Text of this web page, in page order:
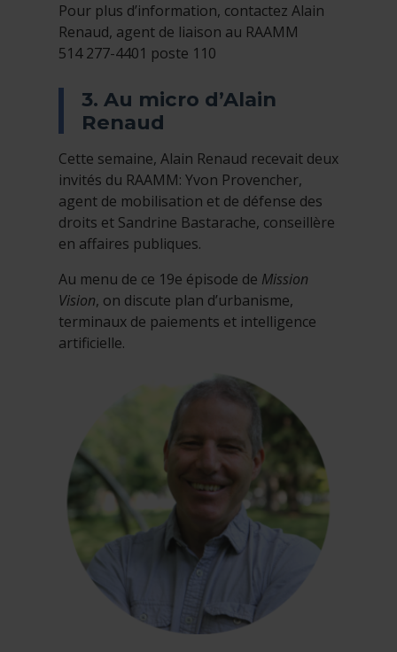
Pour plus d’information, contactez Alain
Renaud, agent de liaison au RAAMM
514 277-4401 poste 110
3. Au micro d’Alain
Renaud
Cette semaine, Alain Renaud recevait deux
invités du RAAMM: Yvon Provencher,
agent de mobilisation et de défense des
droits et Sandrine Bastarache, conseillère
en affaires publiques.
Au menu de ce 19e épisode de Mission
Vision, on discute plan d’urbanisme,
terminaux de paiements et intelligence
artificielle.